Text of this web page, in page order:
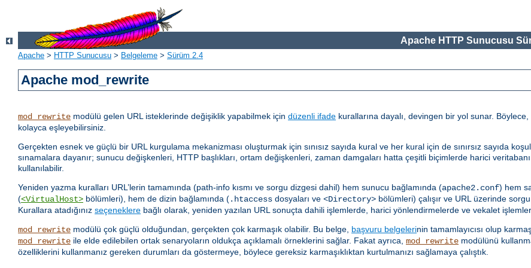
Apache HTTP Sunucusu
Apache > HTTP Sunucusu > Belgeleme > Sürüm 2.4
Apache mod_rewrite
mod_rewrite modülü gelen URL isteklerinde değişiklik yapabilmek için düzenli ifade kurallarına dayalı, devingen bir yol sunar.
kolayca eşleyebilirsiniz.
Gerçekten esnek ve güçlü bir URL kurgulama mekanizması oluşturmak için sınısız sayıda kural ve her kural için de sınırsız sayıda
sınamalara dayanır; sunucu değişkenleri, HTTP başlıkları, ortam değişkenleri, zaman damgaları hatta çeşitli biçimlerde harici
kullanılabilir.
Yeniden yazma kuralları URL’lerin tamamında (path-info kısmı ve sorgu dizgesi dahil) hem sunucu bağlamında (apache2.conf) hem
(<VirtualHost> bölümleri), hem de dizin bağlamında (.htaccess dosyaları ve <Directory> bölümleri) çalışır ve URL üzerinde
Kurallara atadığınız seçeneklere bağlı olarak, yeniden yazılan URL sonuçta dahili işlemlerde, harici yönlendirmelerde ve vekalet
mod_rewrite modülü çok güçlü olduğundan, gerçekten çok karmaşık olabilir. Bu belge, başvuru belgelerinin tamamlayıcısı olup
mod_rewrite ile elde edilebilen ortak senaryoların oldukça açıklamalı örneklerini sağlar. Fakat ayrıca, mod_rewrite modülünü
özelliklerini kullanmanız gereken durumları da göstermeye, böylece gereksiz karmaşıklıktan kurtulmanızı sağlamaya çalıştık.